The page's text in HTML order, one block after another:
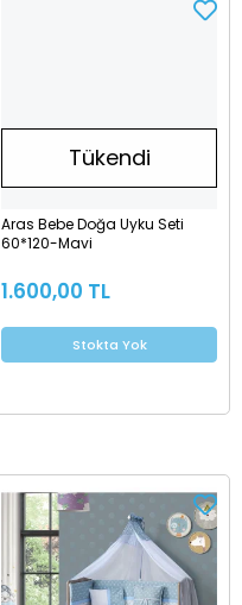
Tükendi
Aras Bebe Doğa Uyku Seti
60*120-Mavi
1.600,00 TL
Stokta Yok